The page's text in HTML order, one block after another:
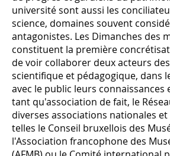
université sont aussi les
science, domaines souvent
antagonistes. Les Dimanches des
constituent la première
de voir collaborer deux acteurs
scientifique et pédagogique, dans
avec le public leurs connaissances
tant qu'association de fait, le
diverses associations nationales
telles le Conseil bruxellois des
l'Association francophone des